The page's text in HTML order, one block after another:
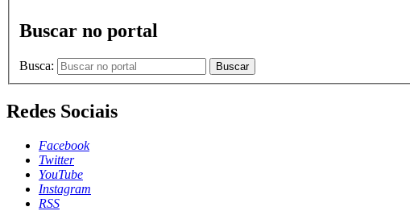
Buscar no portal
Busca: Buscar
Redes Sociais
Facebook
Twitter
YouTube
Instagram
RSS